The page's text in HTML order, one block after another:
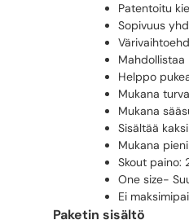
Patentoitu
Sopivuus
Mahdollistaa
Helppo
Mukana
Mukana
Sisältää
Mukana
Skout paino:
One size-
Ei
Paketin sisältö